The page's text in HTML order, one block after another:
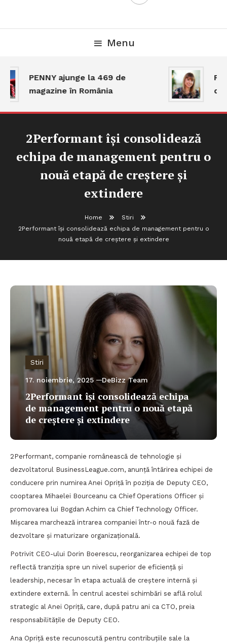
Menu
PENNY ajunge la 469 de
magazine în România
2Performant își consolidează
echipa de management pentru o
nouă etapă de creștere și
extindere
Home
Stiri
2Performant își consolidează echipa de management pentru o
nouă etapă de creștere și extindere
Stiri
17. noiembrie, 2025 DeBizz Team
2Performant își consolidează echipa
de management pentru o nouă etapă
de creștere și extindere
2Performant, companie românească de tehnologie și
dezvoltatorul BusinessLeague.com, anunță întărirea echipei de
conducere prin numirea Anei Opriță în poziția de Deputy CEO,
cooptarea Mihaelei Bourceanu ca Chief Operations Officer și
promovarea lui Bogdan Achim ca Chief Technology Officer.
Mișcarea marchează intrarea companiei într-o nouă fază de
dezvoltare și maturizare organizațională.
Potrivit CEO-ului Dorin Boerescu, reorganizarea echipei de top
reflectă tranziția spre un nivel superior de eficiență și
leadership, necesar în etapa actuală de creștere internă și
extindere externă. În centrul acestei schimbări se află rolul
strategic al Anei Opriță, care, după patru ani ca CTO, preia
responsabilitățile de Deputy CEO.
Ana Opriță este recunoscută pentru contribuțiile sale la